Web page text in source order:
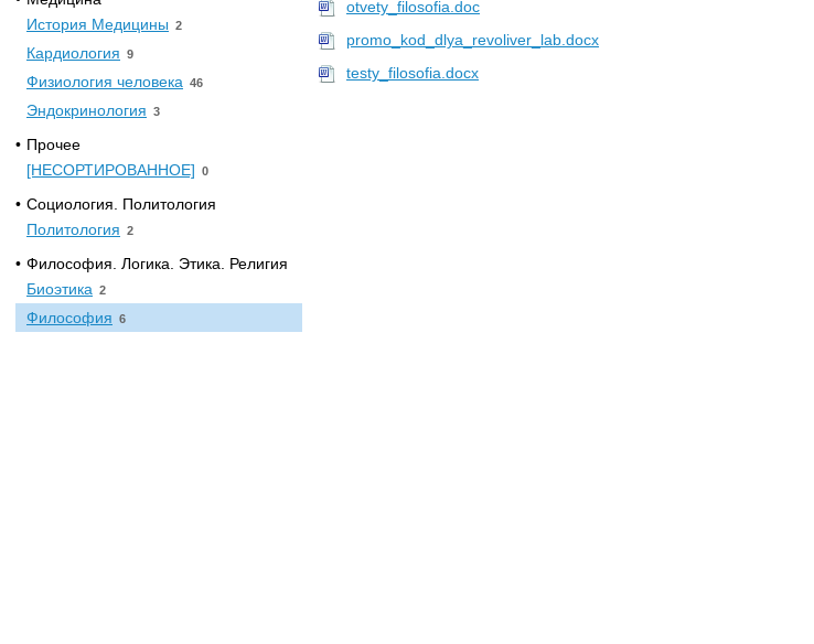
История Медицины 2
Кардиология 9
Физиология человека 46
Эндокринология 3
• Прочее
[НЕСОРТИРОВАННОЕ] 0
• Социология. Политология
Политология 2
• Философия. Логика. Этика. Религия
Биоэтика 2
Философия 6
otvety_filosofia.doc
promo_kod_dlya_revoliver_lab.docx
testy_filosofia.docx